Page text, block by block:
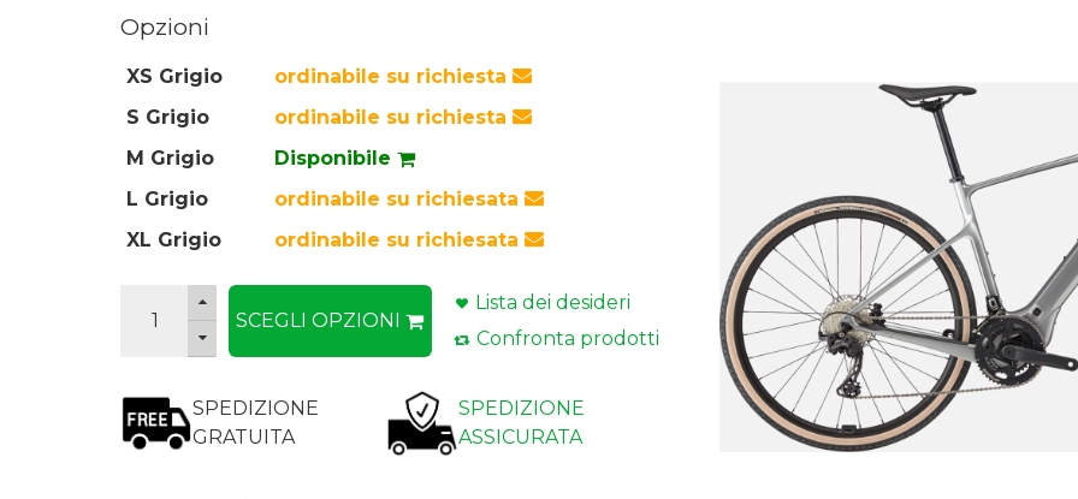
Opzioni
XS Grigio
ordinabile su richiesta
S Grigio
ordinabile su richiesta
M Grigio
Disponibile
L Grigio
ordinabile su richiesata
XL Grigio
ordinabile su richiesata
SCEGLI OPZIONI
Lista dei desideri
Confronta prodotti
SPEDIZIONE
GRATUITA
SPEDIZIONE
ASSICURATA